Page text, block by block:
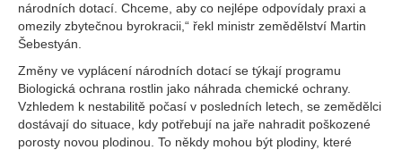
národních dotací. Chceme, aby co nejlépe odpovídaly praxi a
omezily zbytečnou byrokracii,“ řekl ministr zemědělství Martin
Šebestyán.
Změny ve vyplácení národních dotací se týkají programu
Biologická ochrana rostlin jako náhrada chemické ochrany.
Vzhledem k nestabilitě počasí v posledních letech, se zemědělci
dostávají do situace, kdy potřebují na jaře nahradit poškozené
porosty novou plodinou. To někdy mohou být plodiny, které